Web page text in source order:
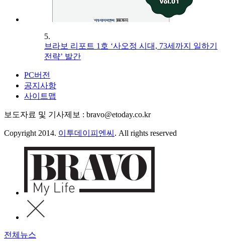
5.
브라보 리포트 1호 ‘사오정 시대, 73세까지 일하기
전략’ 발간
PC버전
공지사항
사이트맵
보도자료 및 기사제보 : bravo@etoday.co.kr
Copyright 2014. 이투데이피엔씨 . All rights reserved
전체뉴스